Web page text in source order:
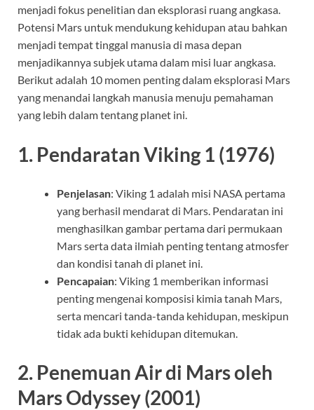
menjadi fokus penelitian dan eksplorasi ruang angkasa.
Potensi Mars untuk mendukung kehidupan atau bahkan
menjadi tempat tinggal manusia di masa depan
menjadikannya subjek utama dalam misi luar angkasa.
Berikut adalah 10 momen penting dalam eksplorasi Mars
yang menandai langkah manusia menuju pemahaman
yang lebih dalam tentang planet ini.
1. Pendaratan Viking 1 (1976)
Penjelasan: Viking 1 adalah misi NASA pertama
yang berhasil mendarat di Mars. Pendaratan ini
menghasilkan gambar pertama dari permukaan
Mars serta data ilmiah penting tentang atmosfer
dan kondisi tanah di planet ini.
Pencapaian: Viking 1 memberikan informasi
penting mengenai komposisi kimia tanah Mars,
serta mencari tanda-tanda kehidupan, meskipun
tidak ada bukti kehidupan ditemukan.
2. Penemuan Air di Mars oleh
Mars Odyssey (2001)